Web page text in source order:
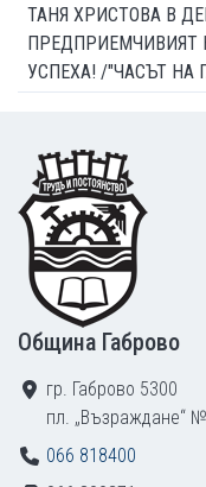
ТАНЯ ХРИСТОВА В
ПРЕДПРИЕМЧИВИЯТ
УСПЕХА! /"ЧАСЪТ НА
Footer
Община Габрово
гр. Габрово 5300
пл. „Възраждане“
066 818400